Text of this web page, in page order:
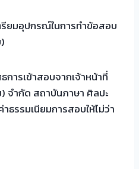
ยมอุปกรณ์ในการทำข้อสอบ
ารเข้าสอบจากเจ้าหน้าที่
จำกัด สถาบันภาษา ศิลปะ
ธรรมเนียมการสอบให้ไม่ว่า